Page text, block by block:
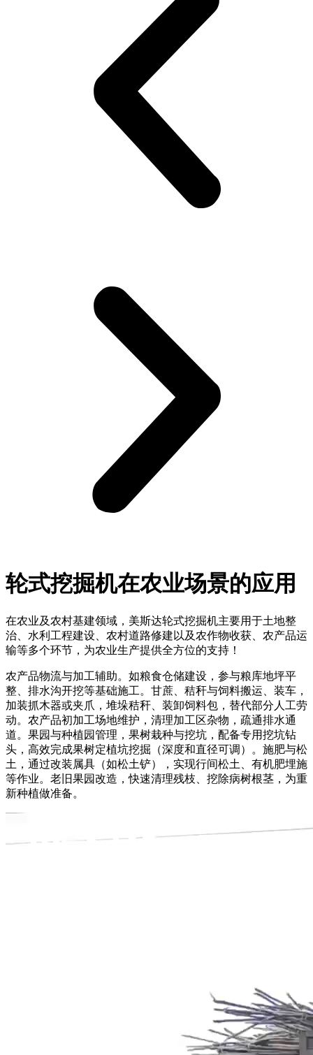
轮式挖掘机在农业场景的应用
在农业及农村基建领域，美斯达轮式挖掘机主要用于土地整
治、水利工程建设、农村道路修建以及农作物收获、农产品运
输等多个环节，为农业生产提供全方位的支持！
农产品物流与加工辅助。如粮食仓储建设，参与粮库地坪平
整、排水沟开挖等基础施工。甘蔗、秸秆与饲料搬运、装车，
加装抓木器或夹爪，堆垛秸秆、装卸饲料包，替代部分人工劳
动。农产品初加工场地维护，清理加工区杂物，疏通排水通
道。果园与种植园管理，果树栽种与挖坑，配备专用挖坑钻
头，高效完成果树定植坑挖掘（深度和直径可调）。施肥与松
土，通过改装属具（如松土铲），实现行间松土、有机肥埋施
等作业。老旧果园改造，快速清理残枝、挖除病树根茎，为重
新种植做准备。